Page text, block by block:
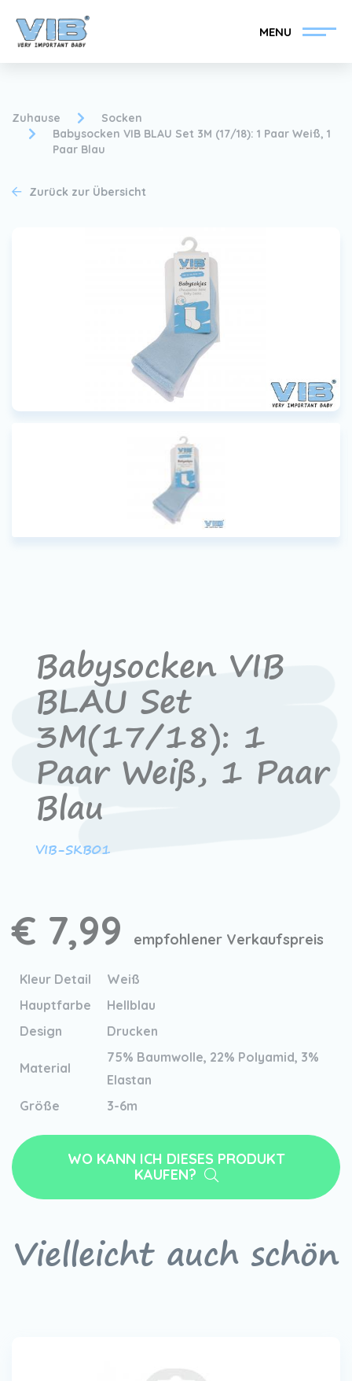
MENU
Finden Sie Ihren VIB®-
Händler
VIB®-Händler werden
Zuhause
Socken
Babysocken VIB BLAU Set 3M (17/18): 1 Paar Weiß, 1
Paar Blau
Zurück zur Übersicht
Babysocken VIB
BLAU Set
3M(17/18): 1
Paar Weiß, 1 Paar
Blau
VIB-SKB01
€ 7,99 empfohlener Verkaufspreis
Kleur Detail
Weiß
Hauptfarbe
Hellblau
Design
Drucken
Material
75% Baumwolle, 22% Polyamid, 3%
Elastan
Größe
3-6m
WO KANN ICH DIESES PRODUKT
KAUFEN?
Vielleicht auch schön